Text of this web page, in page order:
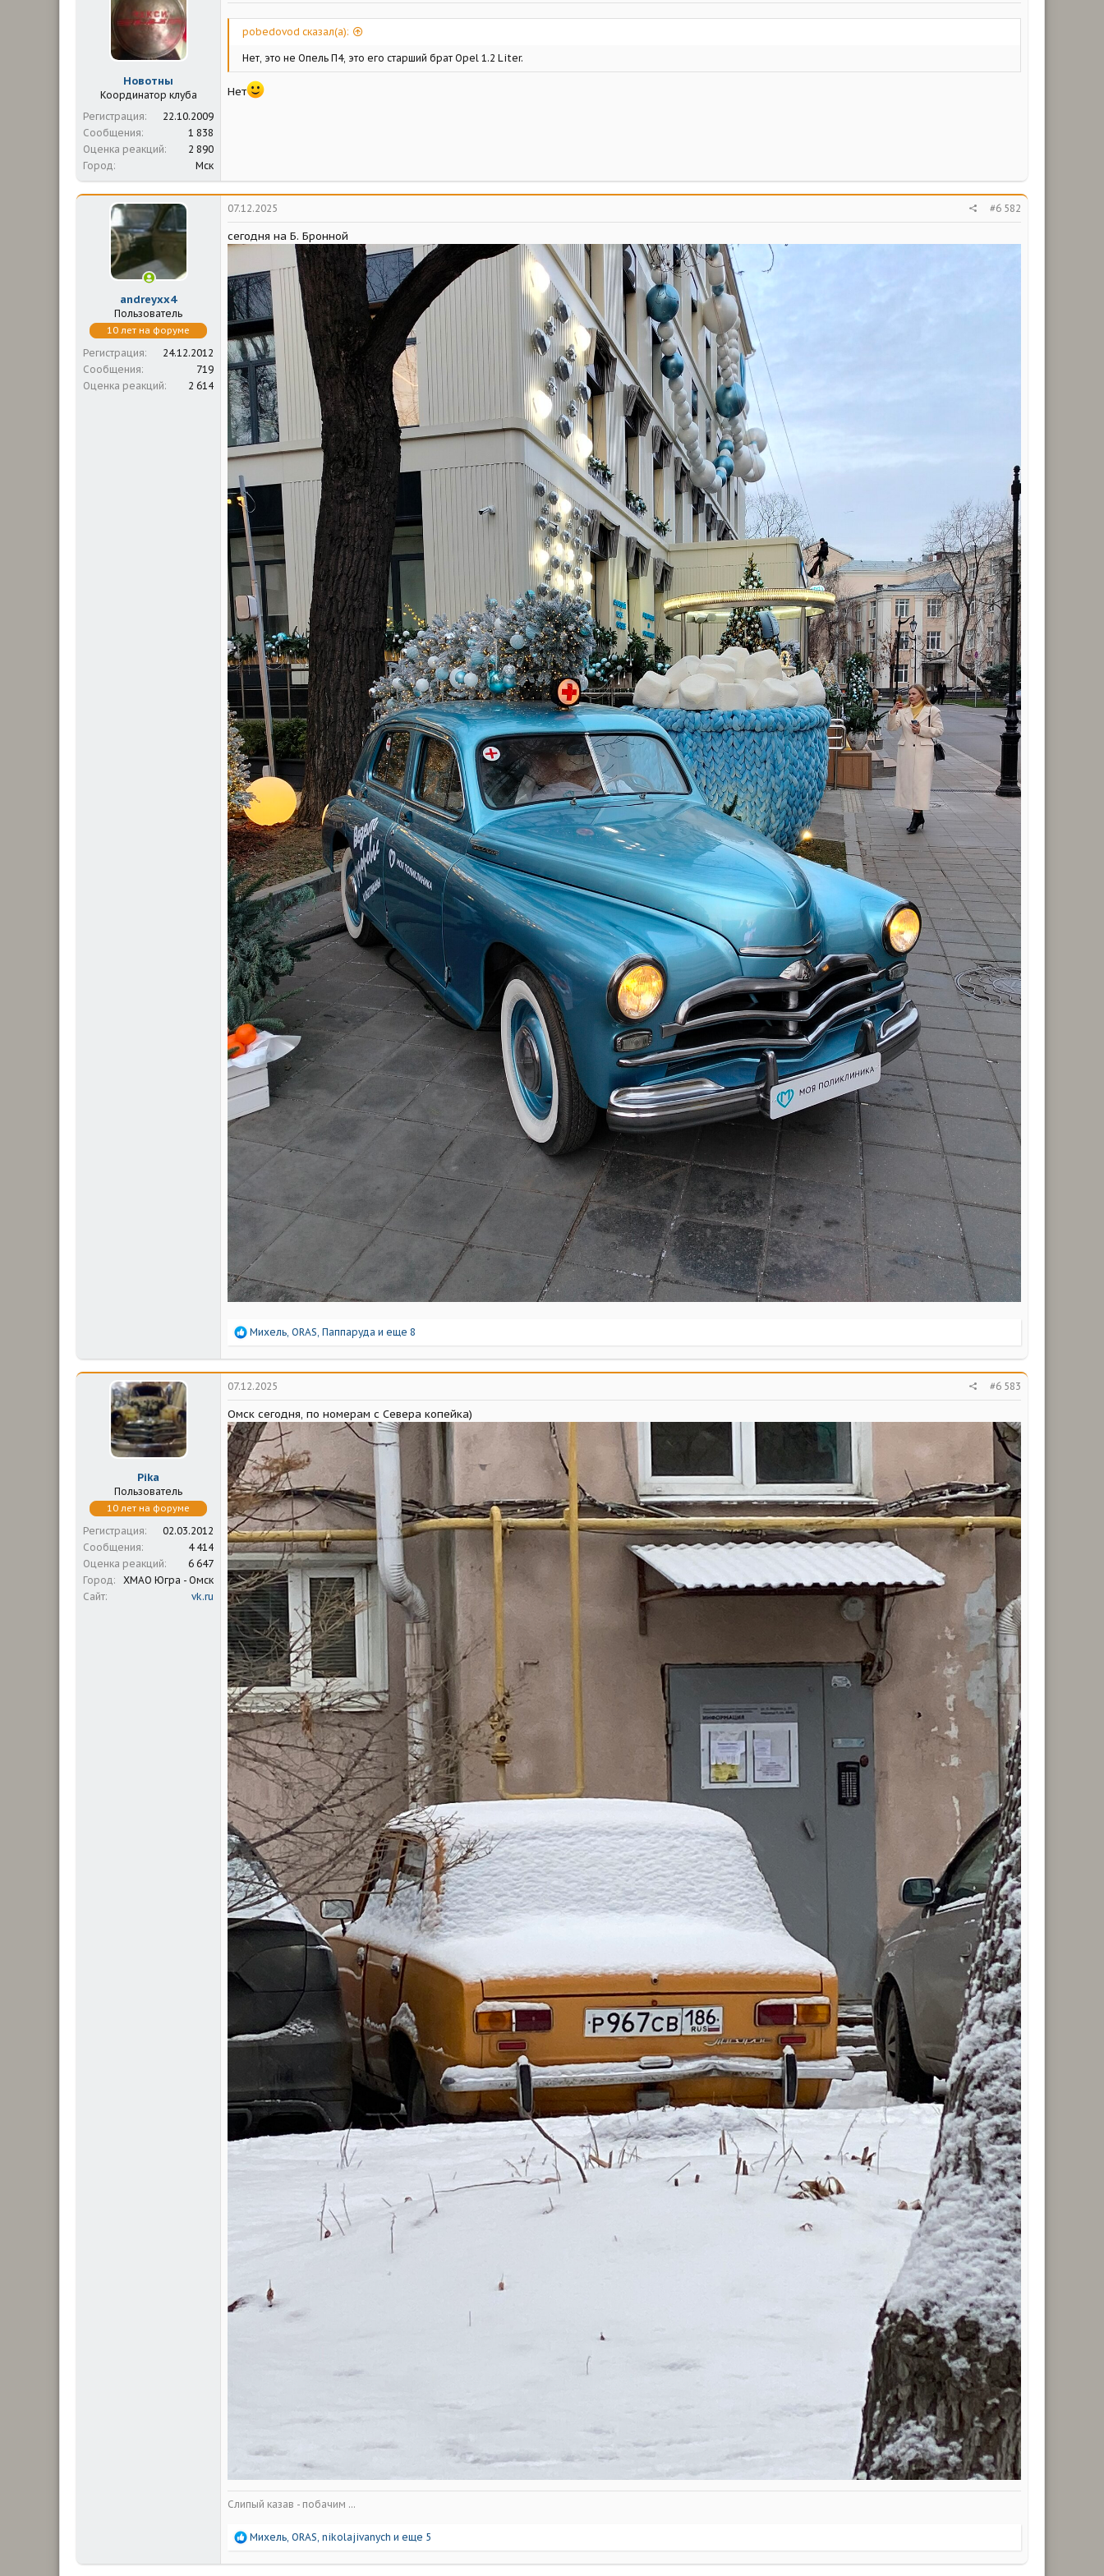
л
Новотны
Координатор клуба
Регистрация
22.10.2009
Сообщения
1 838
Оценка реакций
2 890
Город
Мск
pobedovod сказал(а):
Нет, это не Опель П4, это его старший брат Opel 1.2 Liter.
Нет
andreyxx4
Пользователь
10 лет на форуме
Регистрация
24.12.2012
Сообщения
719
Оценка реакций
2 614
07.12.2025 #6 582
сегодня на Б. Бронной
Р
а
к
ц
и
:
Михель ORAS Паппаруда и еще 8
Pika
Пользователь
10 лет на форуме
Регистрация
02.03.2012
Сообщения
4 414
Оценка реакций
6 647
Город
ХМАО Югра - Омск
Сайт
vk.ru
07.12.2025 #6 583
Омск сегодня, по номерам с Севера копейка)
Слипый казав - побачим ...
Р
а
Михель ORAS nikolajivanych и еще 5